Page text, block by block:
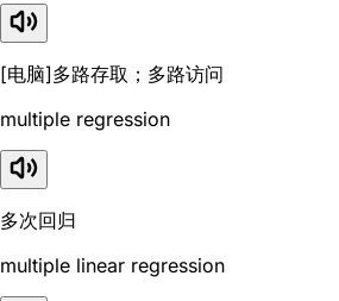
[电脑]多路存取；多路访问
multiple regression
多次回归
multiple linear regression